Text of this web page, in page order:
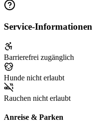
Service-Informationen
Barrierefrei zugänglich
Hunde nicht erlaubt
Rauchen nicht erlaubt
Anreise & Parken